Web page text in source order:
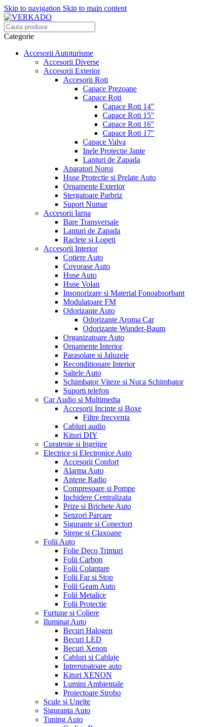
Skip to navigation Skip to main content
Categorie
Accesorii Autoturisme
Accesorii Diverse
Accesorii Exterior
Accesorii Roti
Capace Prezoane
Capace Roti
Capace Roti 14"
Capace Roti 15"
Capace Roti 16"
Capace Roti 17"
Capace Valva
Inele Protectie Jante
Lanturi de Zapada
Aparatori Noroi
Huse Protectie si Prelate Auto
Ornamente Exterior
Stergatoare Parbriz
Suport Numar
Accesorii Iarna
Bare Transversale
Lanturi de Zapada
Raclete si Lopeti
Accesorii Interior
Cotiere Auto
Covorase Auto
Huse Auto
Huse Volan
Insonorizare si Material Fonoabsorbant
Modulatoare FM
Odorizante Auto
Odorizante Aroma Car
Odorizante Wunder-Baum
Organizatoare Auto
Ornamente Interior
Parasolare si Jaluzele
Reconditionare Interior
Saltele Auto
Schimbator Viteze si Nuca Schimbator
Suporti telefon
Car Audio si Multimedia
Accesorii Incinte si Boxe
Filtre frecventa
Cabluri audio
Kituri DIY
Curatenie si Ingrijire
Electrice si Electronice Auto
Accesorii Confort
Alarma Auto
Antene Radio
Compresoare si Pompe
Inchidere Centralizata
Prize si Brichete Auto
Senzori Parcare
Sigurante si Conectori
Sirene si Claxoane
Folii Auto
Folie Deco Trimuri
Folii Carbon
Folii Colantare
Folii Far si Stop
Folii Geam Auto
Folii Metalice
Folii Protectie
Furtune si Coliere
Iluminat Auto
Becuri Halogen
Becuri LED
Becuri Xenon
Cabluri si Cablaje
Intrerupatoare auto
Kituri XENON
Lumini Ambientale
Proiectoare Strobo
Scule si Unelte
Siguranta Auto
Tuning Auto